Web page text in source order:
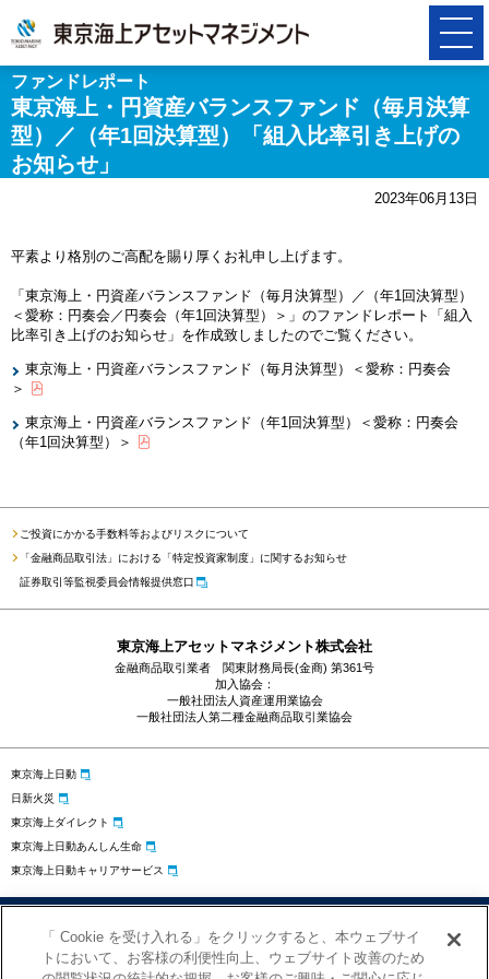
ファンドレポート
東京海上・円資産バランスファンド（毎月決算
型）／（年1回決算型）「組入比率引き上げの
お知らせ」
2023年06月13日
平素より格別のご高配を賜り厚くお礼申し上げます。
「東京海上・円資産バランスファンド（毎月決算型）／（年1回決算型）
＜愛称：円奏会／円奏会（年1回決算型）＞」のファンドレポート「組入
比率引き上げのお知らせ」を作成致しましたのでご覧ください。
東京海上・円資産バランスファンド（毎月決算型）＜愛称：円奏会
＞
東京海上・円資産バランスファンド（年1回決算型）＜愛称：円奏会
（年1回決算型）＞
ご投資にかかる手数料等およびリスクについて
「金融商品取引法」における「特定投資家制度」に関するお知らせ
証券取引等監視委員会情報提供窓口
東京海上アセットマネジメント株式会社
金融商品取引業者 関東財務局長(金商) 第361号
加入協会：
一般社団法人資産運用業協会
一般社団法人第二種金融商品取引業協会
東京海上日動
日新火災
東京海上ダイレクト
東京海上日動あんしん生命
東京海上日動キャリアサービス
お問い合わせ
クッキーの設定
「 Cookie を受け入れる」をクリックすると、本ウェブサイ
トにおいて、お客様の利便性向上、ウェブサイト改善のため